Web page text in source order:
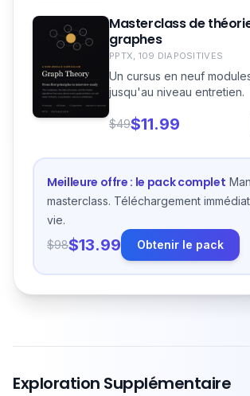
Masterclass de
graphes
PPTX, 109 DIAPOSITIVES
Un cursus en neuf
jusqu'au niveau entretien.
$49$11.99
Meilleure offre : le pack complet
masterclass. Téléchargement
vie.
$98$13.99 Obtenir le pack
Exploration Supplémentaire